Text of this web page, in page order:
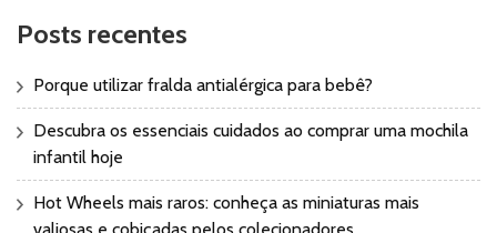
Posts recentes
Porque utilizar fralda antialérgica para bebê?
Descubra os essenciais cuidados ao comprar uma mochila
infantil hoje
Hot Wheels mais raros: conheça as miniaturas mais